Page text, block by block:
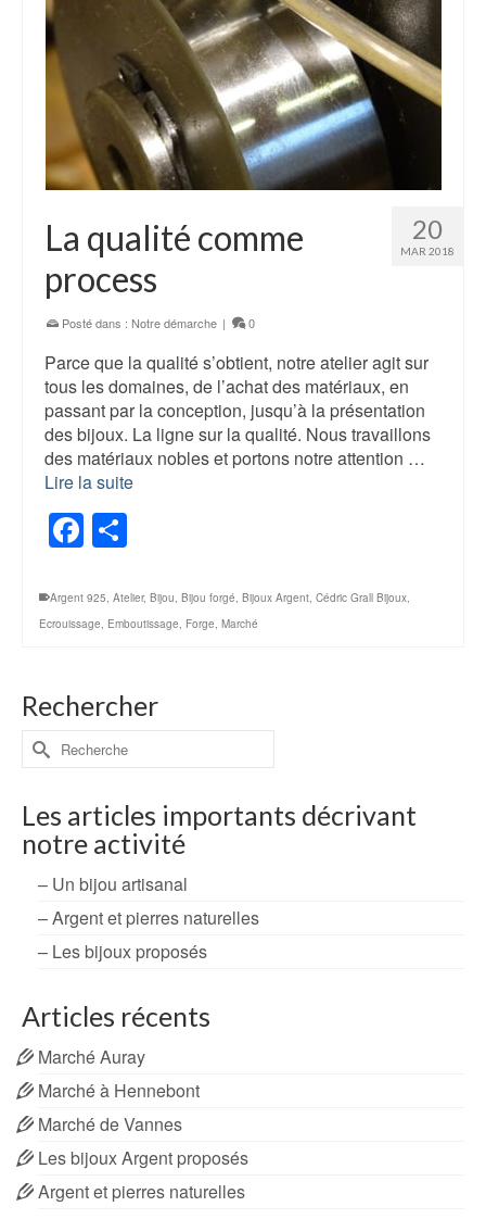
20
MAR 2018
La qualité comme
process
Posté dans : Notre démarche | 0
Parce que la qualité s’obtient, notre atelier agit sur
tous les domaines, de l’achat des matériaux, en
passant par la conception, jusqu’à la présentation
des bijoux. La ligne sur la qualité. Nous travaillons
des matériaux nobles et portons notre attention …
Lire la suite
Facebook
Argent 925, Atelier, Bijou, Bijou forgé, Bijoux Argent, Cédric Grall Bijoux,
Ecrouissage, Emboutissage, Forge, Marché
Rechercher
Rechercher :
Les articles importants décrivant
notre activité
– Un bijou artisanal
– Argent et pierres naturelles
– Les bijoux proposés
Articles récents
Marché Auray
Marché à Hennebont
Marché de Vannes
Les bijoux Argent proposés
Argent et pierres naturelles